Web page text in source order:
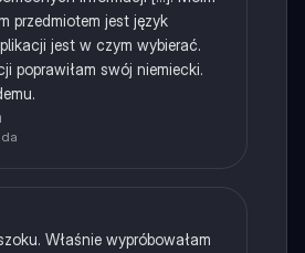
przedmiotem jest język
jest w czym wybierać.
poprawiłam swój niemiecki.
Właśnie wypróbowałam